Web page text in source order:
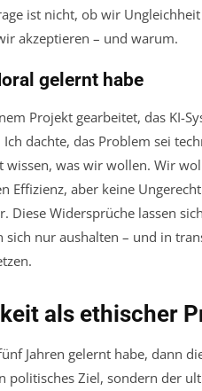
ist nicht, ob wir
akzeptieren – und warum.
gelernt habe
Projekt gearbeitet, das KI-
dachte, das Problem sei
wissen, was wir wollen. Wir
Effizienz, aber keine
Diese Widersprüche lassen
sich nur aushalten – und in
als ethischer
Jahren gelernt habe, dann
politisches Ziel, sondern der